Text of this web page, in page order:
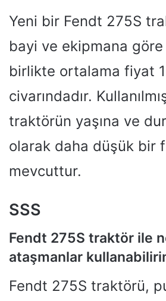
Yeni bir Fendt 275S
bayi ve ekipmana
birlikte ortalama fiyat
civarındadır.
traktörün yaşına ve
olarak daha düşük bir
mevcuttur.
SSS
Fendt 275S traktör ile
ataşmanlar
Fendt 275S traktörü,